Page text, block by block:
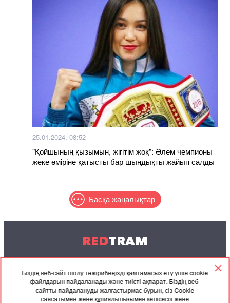
Біздің веб-сайт шолу тәжірибеңізді қамтамасыз ету үшін cookie
файлдарын пайдаланады және тиісті ақпарат. Біздің веб-
сайтты пайдалануды жалғастырмас бұрын, сіз Cookie
саясатымен және құпиялылығымен келісесіз және
25.01.2024, 08:52
"Қойшының қызымын, жігітім жоқ": Әлем чемпионы
жеке өміріне қатысты бар шындықты жайып салды
Басқа жаңалықтар
REDTRAM
© 2004-2026 Redtram, Ltd.
Ынтымақтастық
Мұрағат
Байланысу